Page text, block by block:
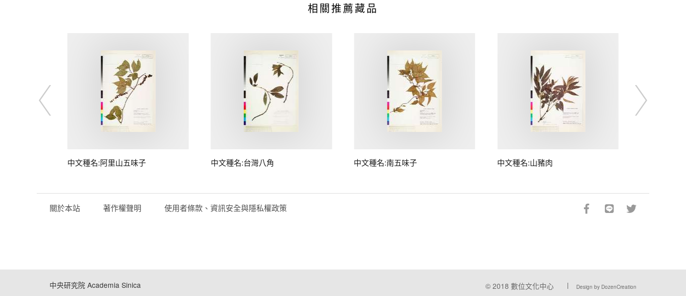
相關推薦藏品
中文種名:阿里山五味子 中文種名:台灣八角 中文種名:南五味子 中文種名:山豬肉
關於本站 著作權聲明 使用者條款、資訊安全與隱私權政策
中央研究院 Academia Sinica © 2018 數位文化中心 Design by DozenCreation